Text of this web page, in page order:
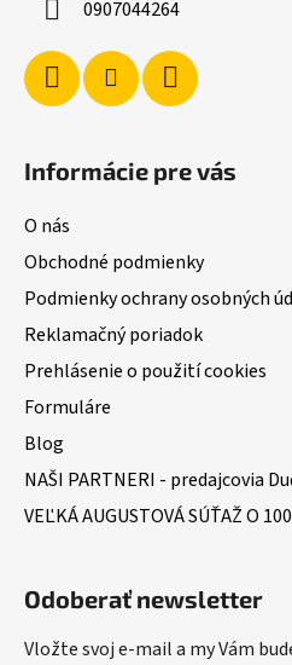
0907044264
Informácie pre vás
O nás
Obchodné podmienky
Podmienky ochrany osobných
Reklamačný poriadok
Prehlásenie o použití cookies
Formuláre
Blog
NAŠI PARTNERI - predajcovia
VEĽKÁ AUGUSTOVÁ SÚŤAŽ O
Odoberať newsletter
Vložte svoj e-mail a my Vám